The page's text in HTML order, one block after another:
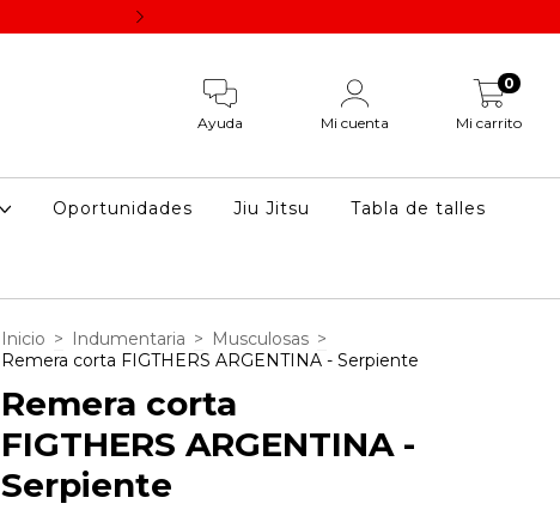
Ayuda Mi cuenta Mi carrito
0
Oportunidades Jiu Jitsu Tabla de talles
Inicio > Indumentaria > Musculosas >
Remera corta FIGTHERS ARGENTINA - Serpiente
Remera corta
FIGTHERS ARGENTINA -
Serpiente